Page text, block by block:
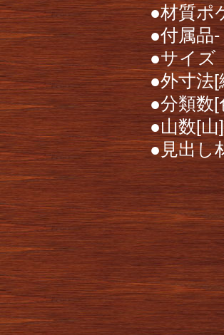
●材質ポ
●付属品-
●サイズ
●外寸法
●分類数[
●山数[
●見出し